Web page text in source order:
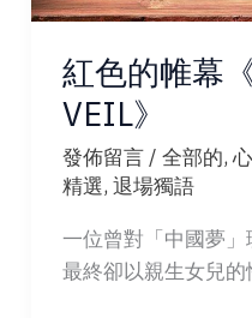
SCIENCE》
紅色的帷幕
VEIL》
發佈留言 / 全部的,
精選, 退場獨語
一位曾對「中國夢」
最終卻以親生女兒的